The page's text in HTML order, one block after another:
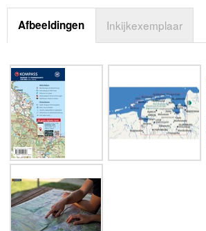
Afbeeldingen Inkijkexemplaar